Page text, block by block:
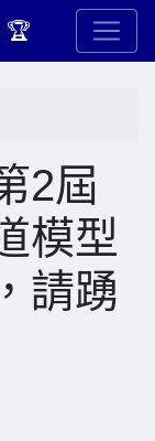
🏆
2屆
模型
請踴